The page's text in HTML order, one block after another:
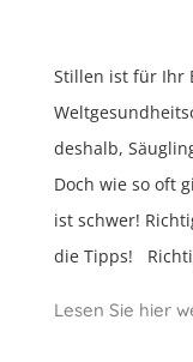
Stillen ist für Ihr
deshalb,
Doch wie so oft
ist schwer!
die Tipps!
Lesen Sie hier